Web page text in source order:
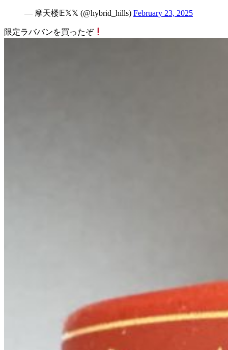
— 摩天楼𝔼𝕏𝕏 (@hybrid_hills) February 23, 2025
限定ラババンを買ったぞ